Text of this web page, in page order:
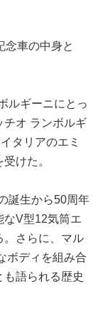
念車の中身と
ルギーニにとっ
チオ ランボルギ
タリアのエミ
けた。
誕生から50周年
なV型12気筒エ
。さらに、マル
ボディを組み合
語られる歴史